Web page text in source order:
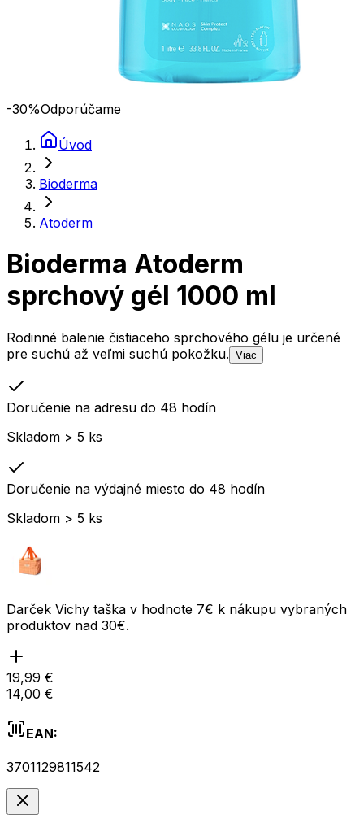
-30%Odporúčame
Úvod
Bioderma
Atoderm
Bioderma Atoderm
sprchový gél 1000 ml
Rodinné balenie čistiaceho sprchového gélu je určené
pre suchú až veľmi suchú pokožku. Viac
Doručenie na adresu do 48 hodín
Skladom > 5 ks
Doručenie na výdajné miesto do 48 hodín
Skladom > 5 ks
Darček Vichy taška v hodnote 7€ k nákupu vybraných
produktov nad 30€.
19,99 €
14,00 €
EAN:
3701129811542